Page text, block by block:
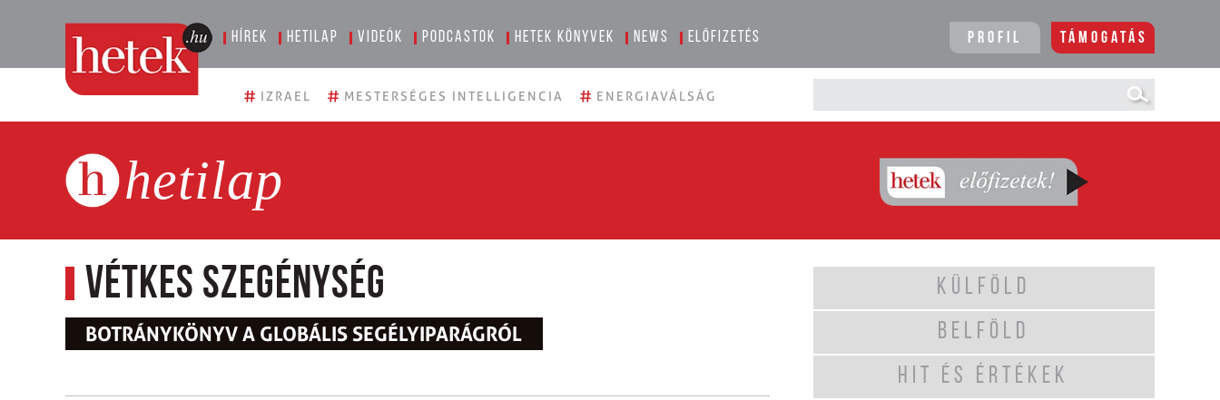
Hírek Hetilap Videók Podcastok Hetek könyvek News Előfizetés Profil Támogatás
# IZRAEL # MESTERSÉGES INTELLIGENCIA # ENERGIAVÁLSÁG
hetilap
Vétkes szegénység
BOTRÁNYKÖNYV A GLOBÁLIS SEGÉLYIPARÁGRÓL
KÜLFÖLD
BELFÖLD
HIT ÉS ÉRTÉKEK